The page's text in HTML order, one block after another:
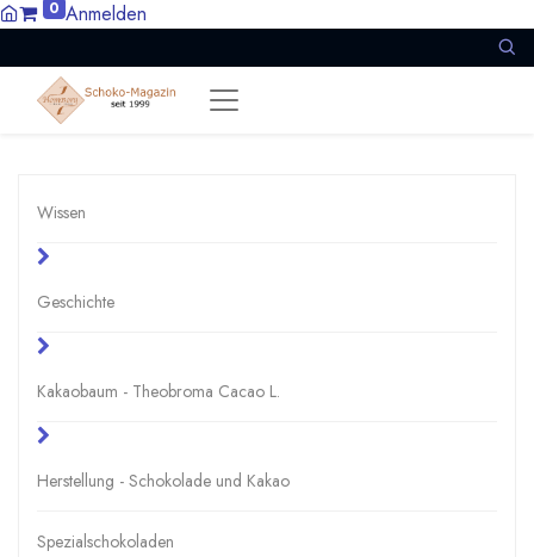
0 Anmelden
Wissen
Geschichte
Kakaobaum - Theobroma Cacao L.
Herstellung - Schokolade und Kakao
Spezialschokoladen